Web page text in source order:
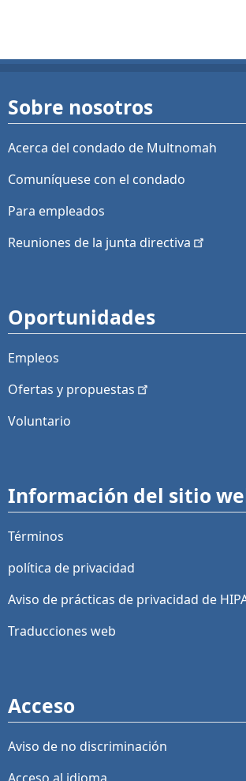
Sobre nosotros
Acerca del condado de Multnomah
Comuníquese con el condado
Para empleados
Reuniones de la junta directiva
Oportunidades
Empleos
Ofertas y propuestas
Voluntario
Información del sitio
Términos
política de privacidad
Aviso de prácticas de privacidad de
Traducciones web
Acceso
Aviso de no discriminación